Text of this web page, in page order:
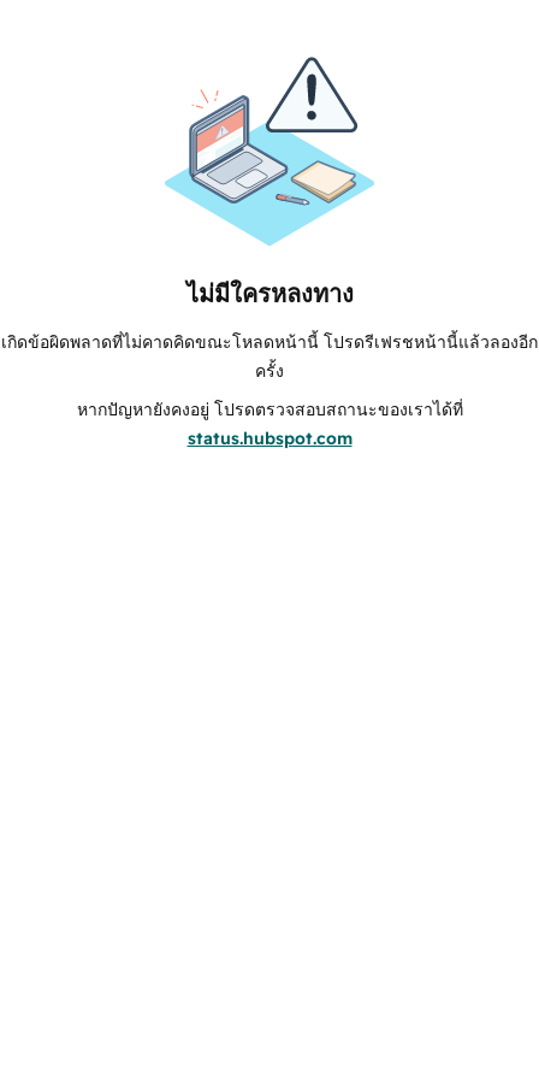
ไม่มีใครหลงทาง
เกิดข้อผิดพลาดที่ไม่คาดคิดขณะโหลดหน้านี้ โปรดรีเฟรชหน้านี้แล้วลองอีก
ครั้ง
หากปัญหายังคงอยู่ โปรดตรวจสอบสถานะของเราได้ที่
status.hubspot.com